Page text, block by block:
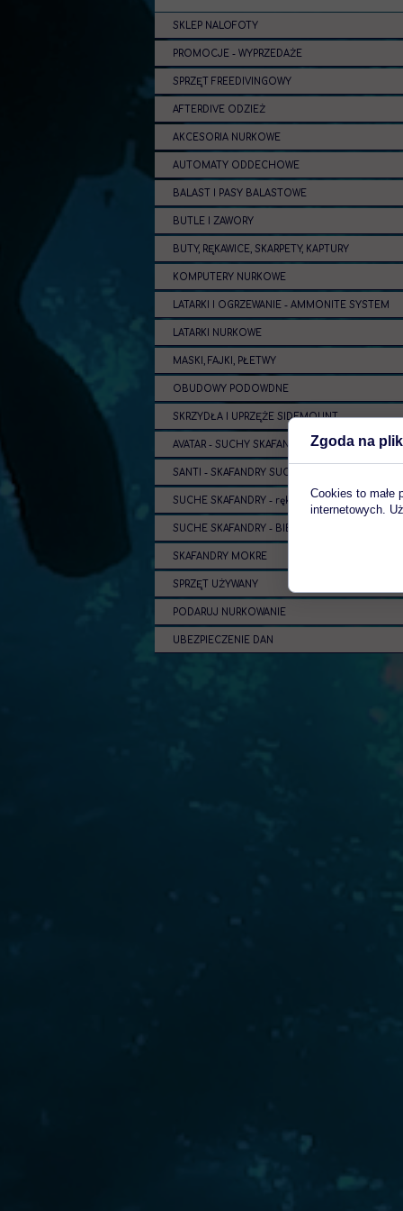
SKLEP NALOFOTY
PROMOCJE - WYPRZEDAŻE
SPRZĘT FREEDIVINGOWY
AFTERDIVE ODZIEŻ
AKCESORIA NURKOWE
AUTOMATY ODDECHOWE
BALAST I PASY BALASTOWE
BUTLE I ZAWORY
BUTY, RĘKAWICE, SKARPETY, KAPTURY
KOMPUTERY NURKOWE
LATARKI I OGRZEWANIE - AMMONITE SYSTEM
LATARKI NURKOWE
MASKI, FAJKI, PŁETWY
OBUDOWY PODOWDNE
SKRZYDŁA I UPRZĘŻE SIDEMOUNT
AVATAR - SUCHY SKAFANDER I OCIEPLACZ
SANTI - SKAFANDRY SUCHE I OCIEPLACZE
SUCHE SKAFANDRY - rękawice, pierścienie
SUCHE SKAFANDRY - BIELIZNA
SKAFANDRY MOKRE
SPRZĘT UŻYWANY
PODARUJ NURKOWANIE
UBEZPIECZENIE DAN
Zgoda na
Cookies to małe
internetowych.